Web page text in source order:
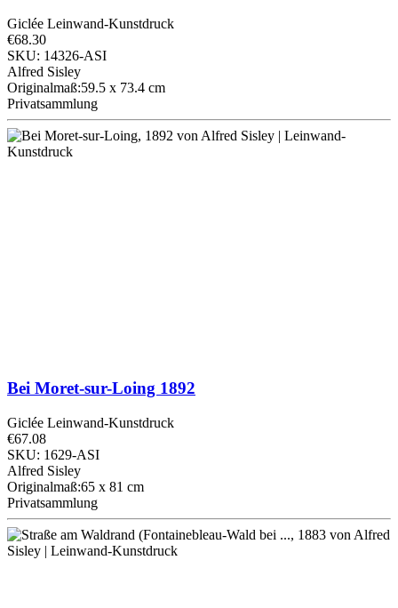
Giclée Leinwand-Kunstdruck
€68.30
SKU: 14326-ASI
Alfred Sisley
Originalmaß:59.5 x 73.4 cm
Privatsammlung
Bei Moret-sur-Loing 1892
Giclée Leinwand-Kunstdruck
€67.08
SKU: 1629-ASI
Alfred Sisley
Originalmaß:65 x 81 cm
Privatsammlung